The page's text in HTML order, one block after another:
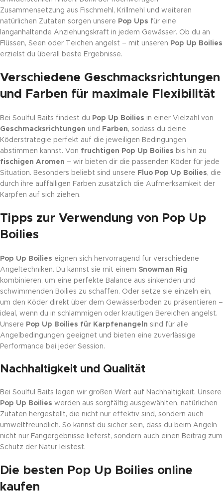
Zusammensetzung aus Fischmehl, Krillmehl und weiteren
natürlichen Zutaten sorgen unsere Pop Ups für eine
langanhaltende Anziehungskraft in jedem Gewässer. Ob du an
Flüssen, Seen oder Teichen angelst – mit unseren Pop Up Boilies
erzielst du überall beste Ergebnisse.
Verschiedene Geschmacksrichtungen
und Farben für maximale Flexibilität
Bei Soulful Baits findest du Pop Up Boilies in einer Vielzahl von
Geschmacksrichtungen und Farben, sodass du deine
Köderstrategie perfekt auf die jeweiligen Bedingungen
abstimmen kannst. Von fruchtigen Pop Up Boilies bis hin zu
fischigen Aromen – wir bieten dir die passenden Köder für jede
Situation. Besonders beliebt sind unsere Fluo Pop Up Boilies, die
durch ihre auffälligen Farben zusätzlich die Aufmerksamkeit der
Karpfen auf sich ziehen.
Tipps zur Verwendung von Pop Up
Boilies
Pop Up Boilies eignen sich hervorragend für verschiedene
Angeltechniken. Du kannst sie mit einem Snowman Rig
kombinieren, um eine perfekte Balance aus sinkenden und
schwimmenden Boilies zu schaffen. Oder setze sie einzeln ein,
um den Köder direkt über dem Gewässerboden zu präsentieren –
ideal, wenn du in schlammigen oder krautigen Bereichen angelst.
Unsere Pop Up Boilies für Karpfenangeln sind für alle
Angelbedingungen geeignet und bieten eine zuverlässige
Performance bei jeder Session.
Nachhaltigkeit und Qualität
Bei Soulful Baits legen wir großen Wert auf Nachhaltigkeit. Unsere
Pop Up Boilies werden aus sorgfältig ausgewählten, natürlichen
Zutaten hergestellt, die nicht nur effektiv sind, sondern auch
umweltfreundlich. So kannst du sicher sein, dass du beim Angeln
nicht nur Fangergebnisse lieferst, sondern auch einen Beitrag zum
Schutz der Natur leistest.
Die besten Pop Up Boilies online
kaufen